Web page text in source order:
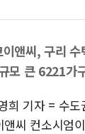
이앤씨, 구리
모 큰 6221
희 기자 = 수
앤씨 컨소시엄